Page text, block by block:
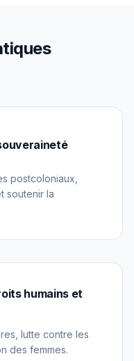
postcoloniaux,
soutenir la
humains et
lutte contre les
des femmes.